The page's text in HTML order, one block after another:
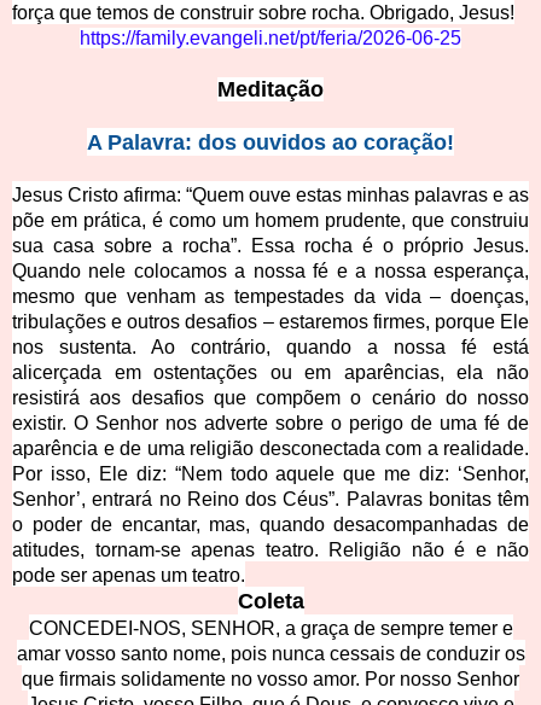
força que temos de construir sobre rocha. Obrigado, Jesus!
https://family.evangeli.net/pt/feria/2026-06-25
Meditação
A Palavra: dos ouvidos ao coração!
Jesus Cristo afirma: “Quem ouve estas minhas palavras e as
põe em prática, é como um homem prudente, que construiu
sua casa sobre a rocha”. Essa rocha é o próprio Jesus.
Quando nele colocamos a nossa fé e a nossa esperança,
mesmo que venham as tempestades da vida – doenças,
tribulações e outros desafios – estaremos firmes, porque Ele
nos sustenta. Ao contrário, quando a nossa fé está
alicerçada em ostentações ou em aparências, ela não
resistirá aos desafios que compõem o cenário do nosso
existir. O Senhor nos adverte sobre o perigo de uma fé de
aparência e de uma religião desconectada com a realidade.
Por isso, Ele diz: “Nem todo aquele que me diz: ‘Senhor,
Senhor’, entrará no Reino dos Céus”. Palavras bonitas têm
o poder de encantar, mas, quando desacompanhadas de
atitudes, tornam-se apenas teatro. Religião não é e não
pode ser apenas um teatro.
Coleta
CONCEDEI-NOS, SENHOR, a graça de sempre temer e
amar vosso santo nome, pois nunca cessais de conduzir os
que firmais solidamente no vosso amor. Por nosso Senhor